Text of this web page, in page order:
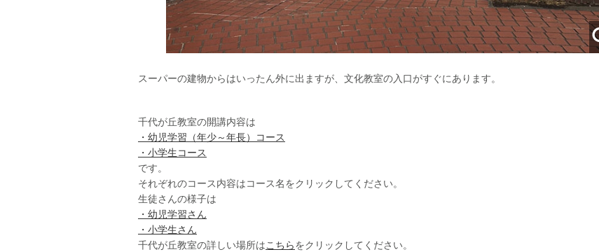
スーパーの建物からはいったん外に出ますが、文化教室の入口がすぐにあります。
千代が丘教室の開講内容は
・幼児学習（年少～年長）コース
・小学生コース
です。
それぞれのコース内容はコース名をクリックしてください。
生徒さんの様子は
・幼児学習さん
・小学生さん
千代が丘教室の詳しい場所はこちらをクリックしてください。